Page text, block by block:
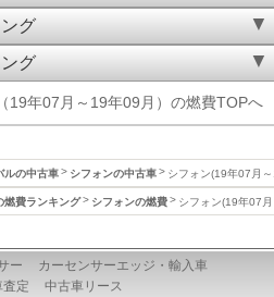
グ
グ
19年07月～19年09月）の燃費TOPへ
ルの中古車 シフォンの中古車 シフォン(19年07月
燃費ランキング シフォンの燃費 シフォン(19年07
ー
カーセンサーエッジ・輸入車
定
中古車リース